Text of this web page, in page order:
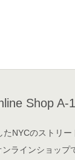
Shop A-
NYCのストリー
ラインショップ